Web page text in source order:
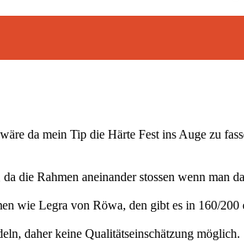
da mein Tip die Härte Fest ins Auge zu
die Rahmen aneinander stossen wenn man
wie Legra von Röwa, den gibt es in 160/200
daher keine Qualitätseinschätzung möglich.